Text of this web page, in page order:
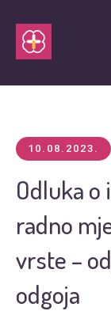
10.08.2023.
Odluka
radno
vrste –
odgoja